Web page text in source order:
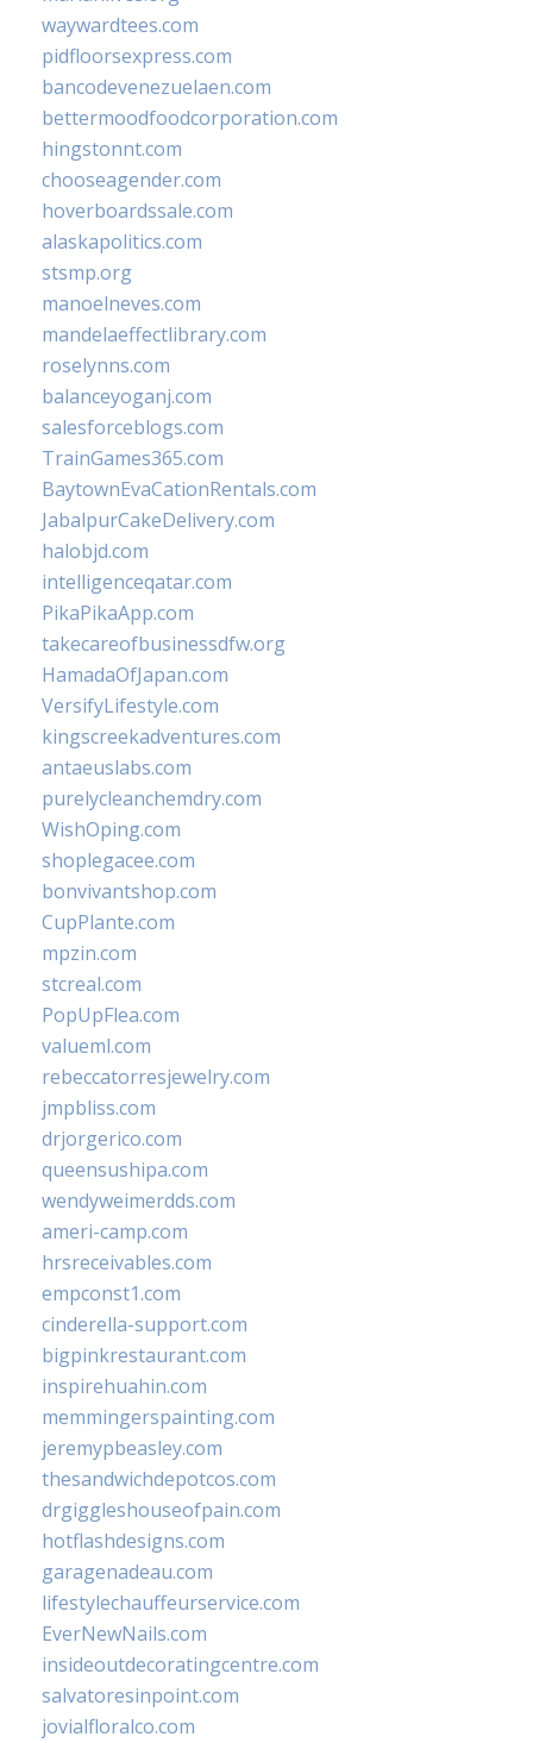
waywardtees.com
pidfloorsexpress.com
bancodevenezuelaen.com
bettermoodfoodcorporation.com
hingstonnt.com
chooseagender.com
hoverboardssale.com
alaskapolitics.com
stsmp.org
manoelneves.com
mandelaeffectlibrary.com
roselynns.com
balanceyoganj.com
salesforceblogs.com
TrainGames365.com
BaytownEvaCationRentals.com
JabalpurCakeDelivery.com
halobjd.com
intelligenceqatar.com
PikaPikaApp.com
takecareofbusinessdfw.org
HamadaOfJapan.com
VersifyLifestyle.com
kingscreekadventures.com
antaeuslabs.com
purelycleanchemdry.com
WishOping.com
shoplegacee.com
bonvivantshop.com
CupPlante.com
mpzin.com
stcreal.com
PopUpFlea.com
valueml.com
rebeccatorresjewelry.com
jmpbliss.com
drjorgerico.com
queensushipa.com
wendyweimerdds.com
ameri-camp.com
hrsreceivables.com
empconst1.com
cinderella-support.com
bigpinkrestaurant.com
inspirehuahin.com
memmingerspainting.com
jeremypbeasley.com
thesandwichdepotcos.com
drgiggleshouseofpain.com
hotflashdesigns.com
garagenadeau.com
lifestylechauffeurservice.com
EverNewNails.com
insideoutdecoratingcentre.com
salvatoresinpoint.com
jovialfloralco.com